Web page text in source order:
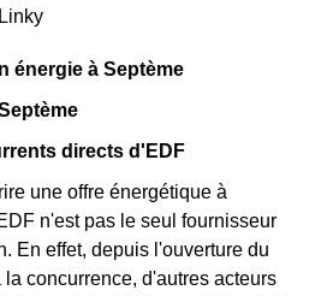
énergie à Septème
directs d'EDF
une offre énergétique à
n'est pas le seul fournisseur
En effet, depuis l'ouverture du
concurrence, d'autres acteurs